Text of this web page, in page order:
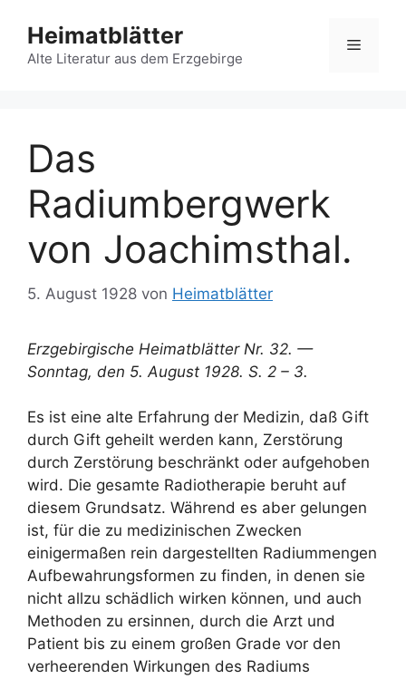
Inhalt
springen
Heimatblätter
Alte Literatur aus dem Erzgebirge
Menü
Das
Radiumbergwerk
von Joachimsthal.
5. August 1928 von Heimatblätter
Erzgebirgische Heimatblätter Nr. 32. —
Sonntag, den 5. August 1928. S. 2 – 3.
Es ist eine alte Erfahrung der Medizin, daß Gift
durch Gift geheilt werden kann, Zerstörung
durch Zerstörung beschränkt oder aufgehoben
wird. Die gesamte Radiotherapie beruht auf
diesem Grundsatz. Während es aber gelungen
ist, für die zu medizinischen Zwecken
einigermaßen rein dargestellten Radiummengen
Aufbewahrungsformen zu finden, in denen sie
nicht allzu schädlich wirken können, und auch
Methoden zu ersinnen, durch die Arzt und
Patient bis zu einem großen Grade vor den
verheerenden Wirkungen des Radiums